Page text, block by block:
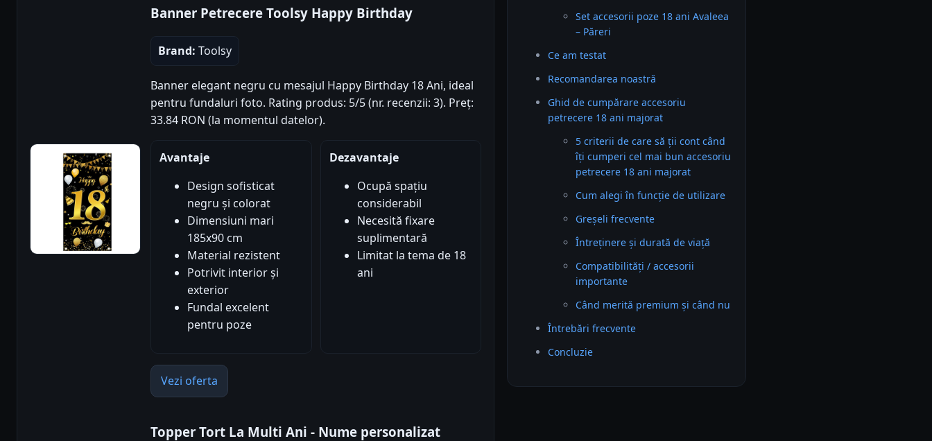
Banner Petrecere Toolsy Happy Birthday
Brand: Toolsy
Banner elegant negru cu mesajul Happy Birthday 18 Ani, ideal
pentru fundaluri foto. Rating produs: 5/5 (nr. recenzii: 3). Preț:
33.84 RON (la momentul datelor).
Avantaje
Design sofisticat
negru și colorat
Dimensiuni mari
185x90 cm
Material rezistent
Potrivit interior și
exterior
Fundal excelent
pentru poze
Dezavantaje
Ocupă spațiu
considerabil
Necesită fixare
suplimentară
Limitat la tema de 18
ani
Vezi oferta
Topper Tort La Multi Ani - Nume personalizat
Set accesorii poze 18 ani Avaleea
– Păreri
Ce am testat
Recomandarea noastră
Ghid de cumpărare accesoriu
petrecere 18 ani majorat
5 criterii de care să ții cont când
îți cumperi cel mai bun accesoriu
petrecere 18 ani majorat
Cum alegi în funcție de utilizare
Greșeli frecvente
Întreținere și durată de viață
Compatibilități / accesorii
importante
Când merită premium și când nu
Întrebări frecvente
Concluzie